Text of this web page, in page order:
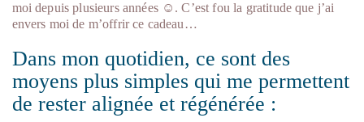
moi depuis plusieurs années ☺. C’est fou la gratitude que j’ai
envers moi de m’offrir ce cadeau…
Dans mon quotidien, ce sont des
moyens plus simples qui me permettent
de rester alignée et régénérée :